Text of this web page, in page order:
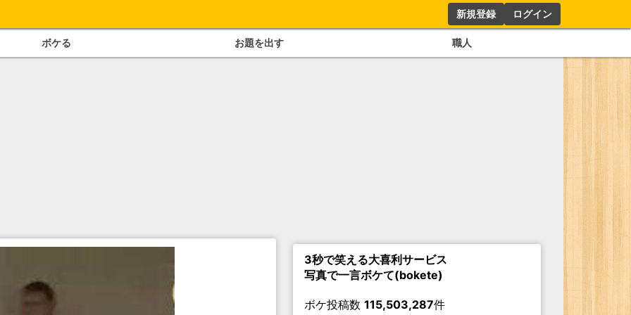
新規登録 ログイン
ボケる お題を出す 職人
3秒で笑える大喜利サービス
写真で一言ボケて(bokete)
ボケ投稿数 115,503,287件